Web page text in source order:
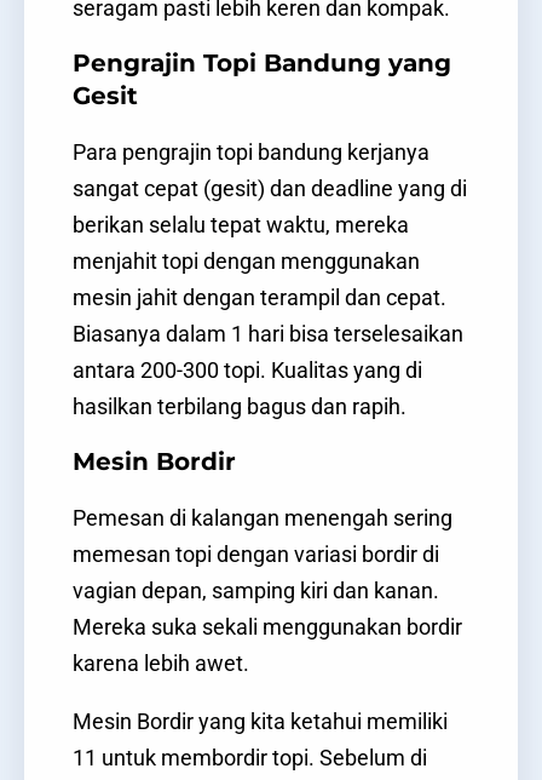
seragam pasti lebih keren dan kompak.
Pengrajin Topi Bandung yang
Gesit
Para pengrajin topi bandung kerjanya
sangat cepat (gesit) dan deadline yang di
berikan selalu tepat waktu, mereka
menjahit topi dengan menggunakan
mesin jahit dengan terampil dan cepat.
Biasanya dalam 1 hari bisa terselesaikan
antara 200-300 topi. Kualitas yang di
hasilkan terbilang bagus dan rapih.
Mesin Bordir
Pemesan di kalangan menengah sering
memesan topi dengan variasi bordir di
vagian depan, samping kiri dan kanan.
Mereka suka sekali menggunakan bordir
karena lebih awet.
Mesin Bordir yang kita ketahui memiliki
11 untuk membordir topi. Sebelum di